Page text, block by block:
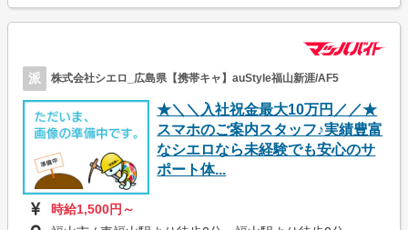
派 株式会社シエロ_広島県【携帯キャ】auStyle福山新涯/AF5
★＼＼入社祝金最大10万円／／★
スマホのご案内スタッフ♪実績豊富
なシエロなら未経験でも安心のサ
ポート体...
時給1,500円～